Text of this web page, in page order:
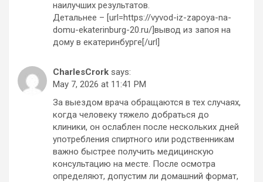
наилучших результатов.
Детальнее – [url=https://vyvod-iz-zapoya-na-
domu-ekaterinburg-20.ru/]вывод из запоя на
дому в екатеринбурге[/url]
CharlesCrork says:
May 7, 2026 at 11:41 PM
За выездом врача обращаются в тех случаях,
когда человеку тяжело добраться до
клиники, он ослаблен после нескольких дней
употребления спиртного или родственникам
важно быстрее получить медицинскую
консультацию на месте. После осмотра
определяют, допустим ли домашний формат,